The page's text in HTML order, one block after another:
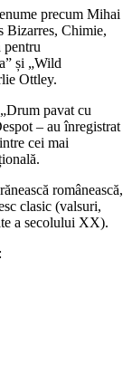
precum Mihai
Bizarres, Chimie,
pentru
și „Wild
Ottley.
pavat cu
– au înregistrat
cei mai
românească,
clasic (valsuri,
a secolului XX).